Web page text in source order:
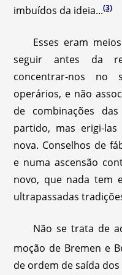
imbuídos da ideia...(3)
Esses eram
seguir antes da
concentrar-nos no
operários, e não
de combinações
partido, mas erigi-
nova. Conselhos de
e numa ascensão
novo, que nada tem
ultrapassadas
Não se trata de
moção de Bremen e
de ordem de saída